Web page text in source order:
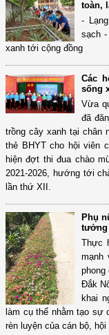
toàn,
-
sạch
xanh tới cộng đồng
Các
sống
Vừa
đã
trồng cây xanh tại chân
thẻ BHYT cho hội viên
hiện đợt thi đua chào
2021-2026, hướng tới
lần thứ XII.
Phụ
tưởng
Thực
mạnh
phong
Đắk
khai
làm cụ thể nhằm tạo sự
rèn luyện của cán bộ,